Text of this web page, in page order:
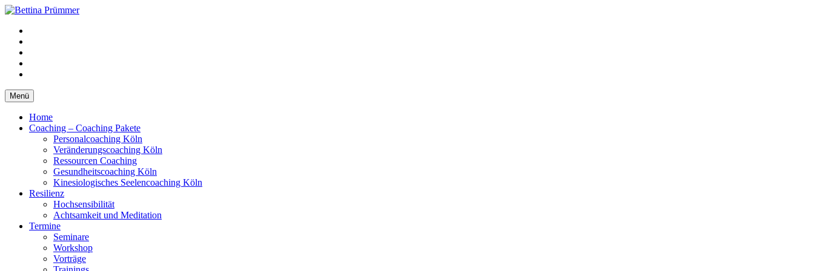
Springe
Inhalt
Menü
Home
Coaching – Coaching Pakete
Personalcoaching Köln
Veränderungscoaching Köln
Ressourcen Coaching
Gesundheitscoaching Köln
Kinesiologisches Seelencoaching Köln
Resilienz
Hochsensibilität
Achtsamkeit und Meditation
Termine
Seminare
Workshop
Vorträge